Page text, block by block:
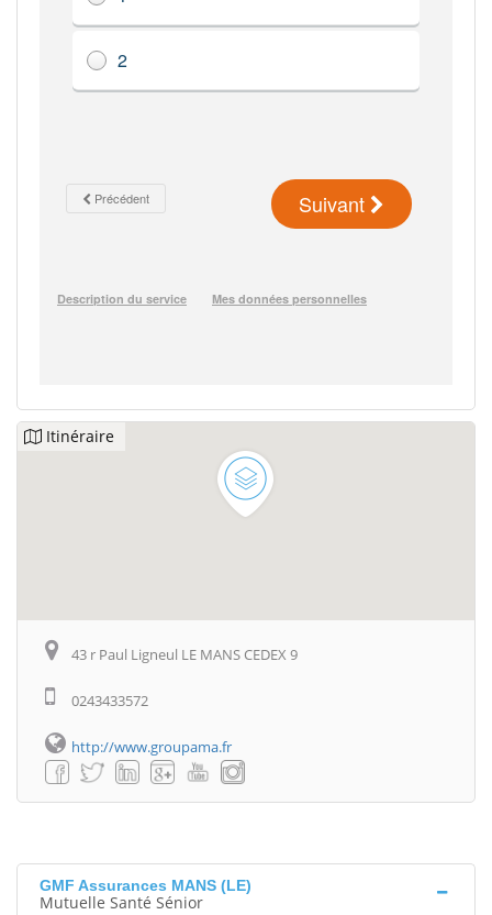
Itinéraire
43 r Paul Ligneul LE MANS CEDEX 9
0243433572
http://www.groupama.fr
GMF Assurances MANS (LE)
Mutuelle Santé Sénior